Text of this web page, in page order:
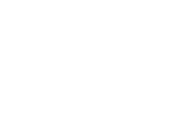
активніший з часом)
хз